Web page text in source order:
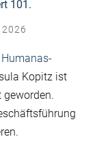
101.
Humanas-
Kopitz ist